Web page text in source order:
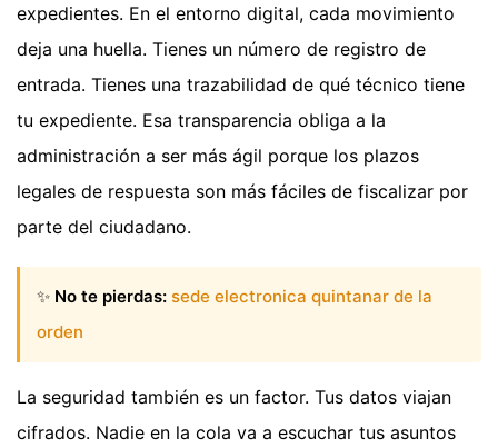
expedientes. En el entorno digital, cada movimiento
deja una huella. Tienes un número de registro de
entrada. Tienes una trazabilidad de qué técnico tiene
tu expediente. Esa transparencia obliga a la
administración a ser más ágil porque los plazos
legales de respuesta son más fáciles de fiscalizar por
parte del ciudadano.
✨ No te pierdas: sede electronica quintanar de la
orden
La seguridad también es un factor. Tus datos viajan
cifrados. Nadie en la cola va a escuchar tus asuntos